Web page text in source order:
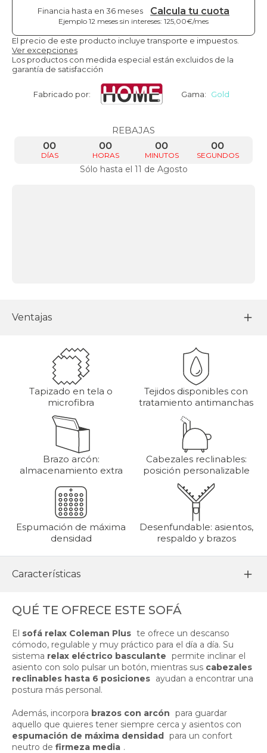
Financia hasta en 36 meses Calcula tu cuota
Ejemplo 12 meses sin intereses: 125,00€/mes
El precio de este producto incluye transporte e impuestos.
Ver excepciones
Los productos con medida especial están excluidos de la
garantía de satisfacción
Fabricado por: Gama: Gold
REBAJAS
DÍAS
00
HORAS
00
MINUTOS
00
SEGUNDOS
00
Sólo hasta el 11 de Agosto
Ventajas
Tapizado en tela o
microfibra
Tejidos disponibles con
tratamiento antimanchas
Brazo arcón:
almacenamiento extra
Cabezales reclinables:
posición personalizable
Espumación de máxima
densidad
Desenfundable: asientos,
respaldo y brazos
Características
QUÉ TE OFRECE ESTE SOFÁ
El sofá relax Coleman Plus te ofrece un descanso
cómodo, regulable y muy práctico para el día a día. Su
sistema relax eléctrico basculante permite inclinar el
asiento con solo pulsar un botón, mientras sus cabezales
reclinables hasta 6 posiciones ayudan a encontrar una
postura más personal.
Además, incorpora brazos con arcón para guardar
aquello que quieres tener siempre cerca y asientos con
espumación de máxima densidad para un confort
neutro de firmeza media .